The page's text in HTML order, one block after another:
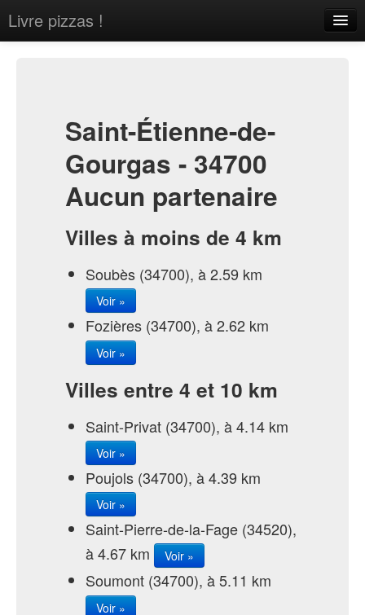
Livre pizzas !
Sign in
Saint-Étienne-de-
Gourgas - 34700
Aucun partenaire
Villes à moins de 4 km
Soubès (34700), à 2.59 km
Voir »
Fozières (34700), à 2.62 km
Voir »
Villes entre 4 et 10 km
Saint-Privat (34700), à 4.14 km
Voir »
Poujols (34700), à 4.39 km
Voir »
Saint-Pierre-de-la-Fage (34520),
à 4.67 km
Voir »
Soumont (34700), à 5.11 km
Voir »